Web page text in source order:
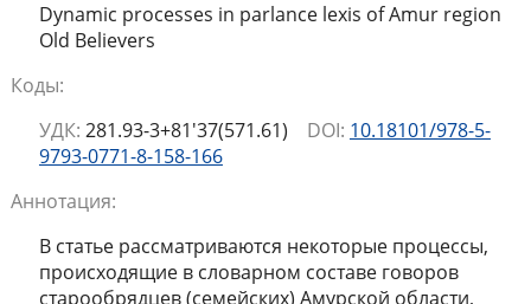
Dynamic processes in parlance lexis of Amur region
Old Believers
Коды:
УДК: 281.93-3+81'37(571.61) DOI: 10.18101/978-5-
9793-0771-8-158-166
Аннотация:
В статье рассматриваются некоторые процессы,
происходящие в словарном составе говоров
старообрядцев (семейских) Амурской области,